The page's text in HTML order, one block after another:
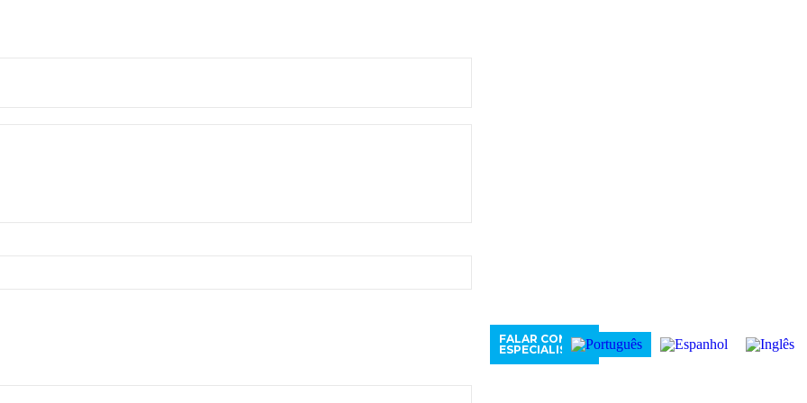
FALAR COM
ESPECIALISTAS
Santander – Brasil
o Internet Banking do Santander está passando por um problema de interconectividade